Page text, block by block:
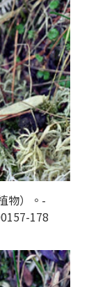
物）。-
178